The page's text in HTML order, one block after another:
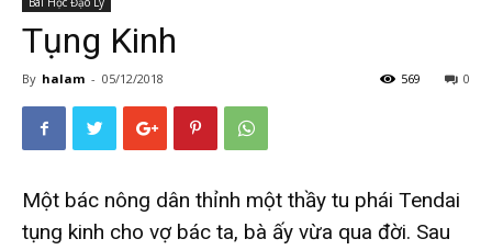
Tụng Kinh
By halam - 05/12/2018 0
569
Một bác nông dân thỉnh một thầy tu phái Tendai
tụng kinh cho vợ bác ta, bà ấy vừa qua đời. Sau